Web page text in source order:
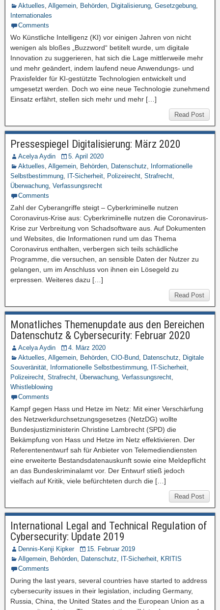
Aktuelles, Allgemein, Behörden, Digitalisierung, Gesetzgebung,
Internationales
Comments
Wo Künstliche Intelligenz (KI) vor einigen Jahren von nicht
wenigen als bloßes „Buzzword“ betitelt wurde, um digitale
Innovation zu suggerieren, hat sich die Lage mittlerweile mehr
und mehr geändert, indem laufend neue Anwendungs- und
Praxisfelder für KI-gestützte Technologien entwickelt und
umgesetzt werden. Doch wo eine neue Technologie zunehmend
Einsatz erfährt, stellen sich mehr und mehr […]
Read Post
Pressespiegel Digitalisierung: März 2020
Acelya Aydin
5. April 2020
Aktuelles, Allgemein, Behörden, Datenschutz, Informationelle
Selbstbestimmung, IT-Sicherheit, Polizeirecht, Strafrecht,
Überwachung, Verfassungsrecht
Comments
Zahl der Cyberangriffe steigt – Cyberkriminelle nutzen
Coronavirus-Krise aus: Cyberkriminelle nutzen die Coronavirus-
Krise zur Verbreitung von Schadsoftware aus. Auf Dokumenten
und Websites, die Informationen rund um das Thema
Coronavirus enthalten, verbergen sich teils schädliche
Programme, die versuchen, an sensible Daten der Nutzer zu
gelangen, um im Anschluss von ihnen ein Lösegeld zu
erpressen. Weiteres dazu […]
Read Post
Monatliches Themenupdate aus den Bereichen
Datenschutz & Cybersecurity: Februar 2020
Acelya Aydin
4. März 2020
Aktuelles, Allgemein, Behörden, CIO-Bund, Datenschutz, Digitale
Souveränität, Informationelle Selbstbestimmung, IT-Sicherheit,
Polizeirecht, Strafrecht, Überwachung, Verfassungsrecht,
Whistleblowing
Comments
Kampf gegen Hass und Hetze im Netz: Mit einer Verschärfung
des Netzwerkdurchsetzungsgesetzes (NetzDG) wollte
Bundesjustizministerin Christine Lambrecht (SPD) die
Bekämpfung von Hass und Hetze im Netz effektivieren. Der
Referentenentwurf sah für Anbieter von Telemediendiensten
eine erweiterte Bestandsdatenauskunft sowie eine Meldepflicht
an das Bundeskriminalamt vor. Der Entwurf stieß jedoch
vielfach auf Kritik, viele befürchteten durch die […]
Read Post
International Legal and Technical Regulation of
Cybersecurity: Update 2019
Dennis-Kenji Kipker
15. Februar 2019
Allgemein, Behörden, Datenschutz, IT-Sicherheit, KRITIS
Comments
During the last years, several countries have started to address
cybersecurity issues in their legislation, including Germany,
Russia, China, the United States and the European Union as a